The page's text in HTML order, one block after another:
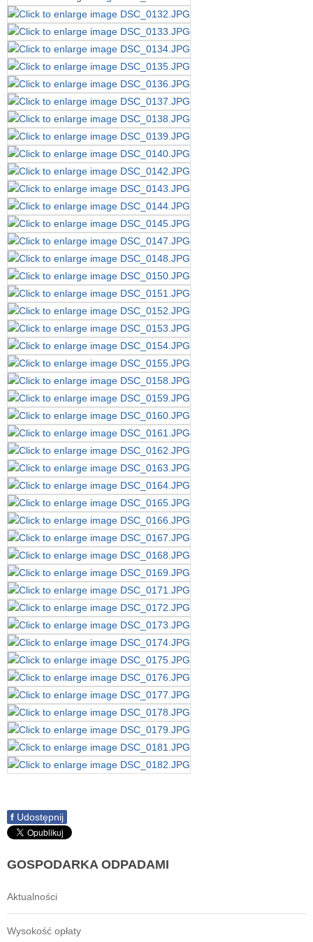
f Udostępnij
GOSPODARKAODPADAMI
Aktualności
Wysokość opłaty